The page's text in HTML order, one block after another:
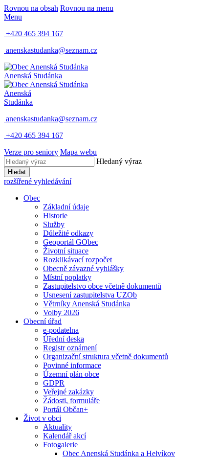
Rovnou na obsah Rovnou na menu
Menu
+420 465 394 167
anenskastudanka@seznam.cz
Anenská Studánka
Anenská
Studánka
anenskastudanka@seznam.cz
+420 465 394 167
Verze pro seniory Mapa webu
Hledaný výraz
Hledat
rozšířené vyhledávání
Obec
Základní údaje
Historie
Služby
Důležité odkazy
Geoportál GObec
Životní situace
Rozklikávací rozpočet
Obecně závazné vyhlášky
Místní poplatky
Zastupitelstvo obce včetně dokumentů
Usnesení zastupitelstva UZOb
Větrníky Anenská Studánka
Volby 2026
Obecní úřad
e-podatelna
Úřední deska
Registr oznámení
Organizační struktura včetně dokumentů
Povinné informace
Územní plán obce
GDPR
Veřejné zakázky
Žádosti, formuláře
Portál Občan+
Život v obci
Aktuality
Kalendář akcí
Fotogalerie
Obec Anenská Studánka a Helvíkov